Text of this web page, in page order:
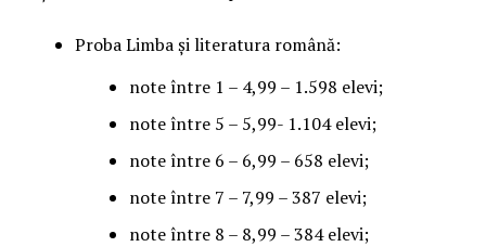
Proba Limba și literatura română:
note între 1 – 4,99 – 1.598 elevi;
note între 5 – 5,99- 1.104 elevi;
note între 6 – 6,99 – 658 elevi;
note între 7 – 7,99 – 387 elevi;
note între 8 – 8,99 – 384 elevi;